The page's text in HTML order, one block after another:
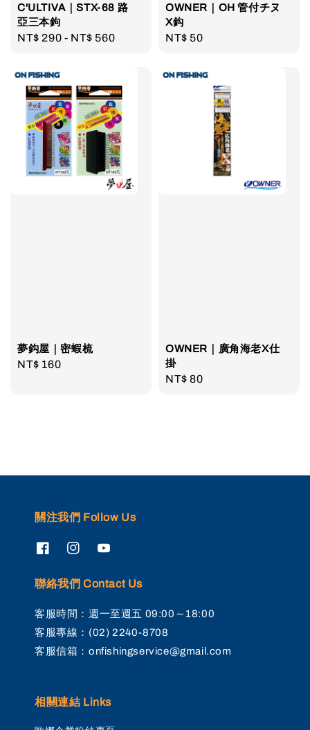
C'ULTIVA｜STX-68 路
亞三本鉤
Regular
NT$ 290 - NT$ 560
OWNER｜OH 管付チヌ
X鈎
Regular
NT$ 50
夢鈎屋｜密蝦梳
Regular
NT$ 160
OWNER｜廣角海老X仕
掛
Regular
NT$ 80
關注我們 Follow Us
聯絡我們 Contact Us
客服時間：週一至週五 09:00～18:00
客服專線：(02) 2240-8708
客服信箱：onfishingservice@gmail.com
相關連結 Links